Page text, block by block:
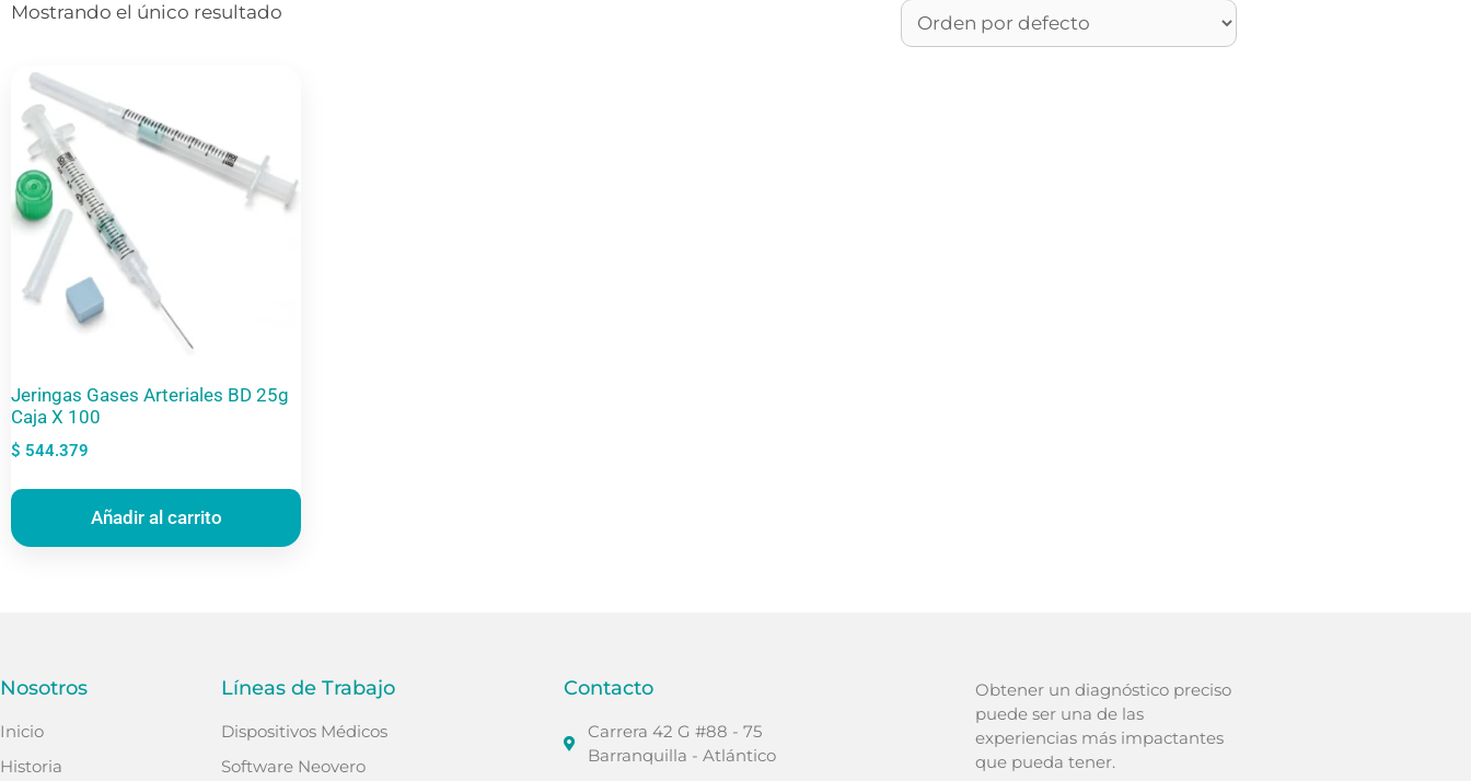
Mostrando el único resultado
Jeringas Gases Arteriales BD 25g
Caja X 100
$ 544.379
Añadir al carrito
Nosotros
Inicio
Historia
Líneas de Trabajo
Dispositivos Médicos
Software Neovero
Contacto
Carrera 42 G #88 - 75
Barranquilla - Atlántico
Obtener un diagnóstico preciso
puede ser una de las
experiencias más impactantes
que pueda tener.